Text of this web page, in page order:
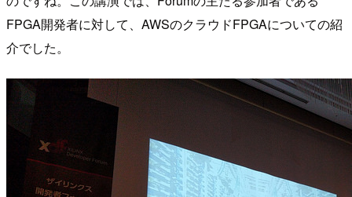
FPGA開発者に対して、AWSのクラウドFPGAについての紹
介でした。